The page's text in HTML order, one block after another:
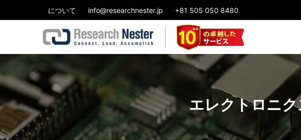
について info@researchnester.jp +81 505 050 8480
エレクトロニ